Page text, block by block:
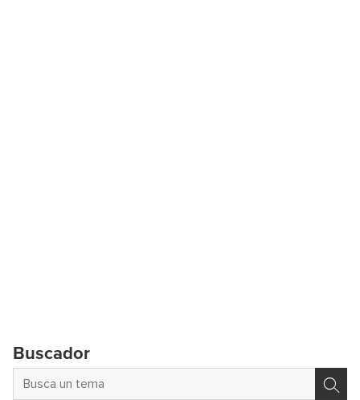
Buscador